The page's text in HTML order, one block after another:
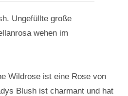
Ungefüllte große
wehen im
Wildrose ist eine Rose von
Blush ist charmant und hat